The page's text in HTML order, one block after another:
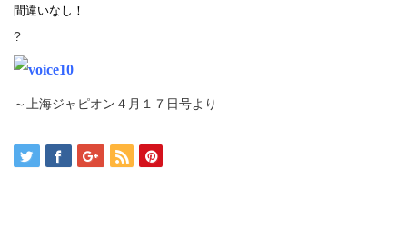
間違いなし！
?
～上海ジャピオン４月１７日号より